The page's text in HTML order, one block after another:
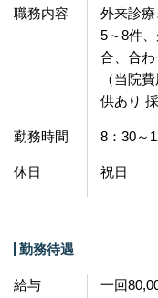
職務内容
外来診
5～8件
合、合
（当院
供あり
勤務時間 8：30～
休日 祝日
勤務待遇
給与
一回